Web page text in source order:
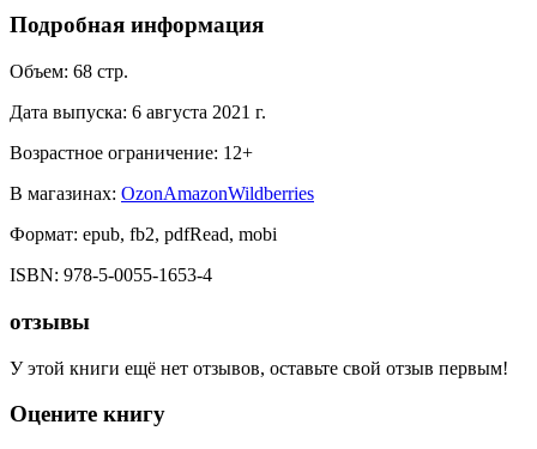
Подробная информация
Объем: 68 стр.
Дата выпуска: 6 августа 2021 г.
Возрастное ограничение: 12+
В магазинах: OzonAmazonWildberries
Формат: epub, fb2, pdfRead, mobi
ISBN: 978-5-0055-1653-4
отзывы
У этой книги ещё нет отзывов, оставьте свой отзыв первым!
Оцените книгу